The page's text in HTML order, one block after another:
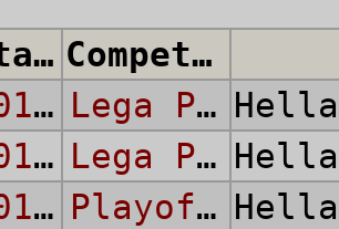
Stagione
Competizione
2010
2010/11 Lega Pro - Prima Divisione
2011
2010/11 Lega Pro - Prima Divisione
2011
2010/11 Playoff Promozione